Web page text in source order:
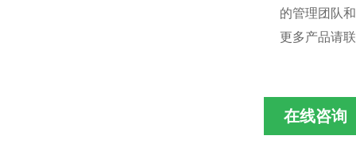
的管理团队
更多产品请
在线咨询